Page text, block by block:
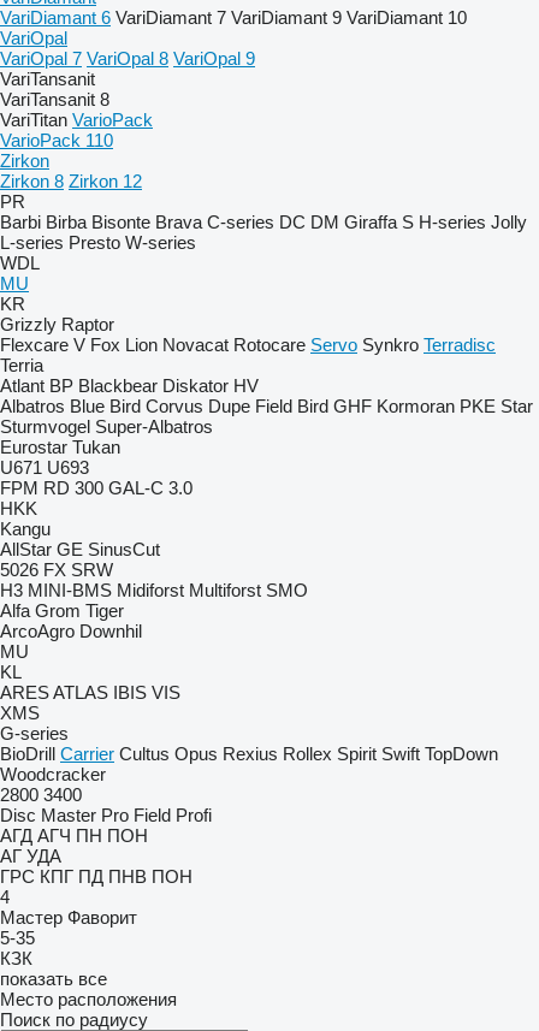
VariDiamant 6 VariDiamant 7 VariDiamant 9 VariDiamant 10
VariOpal
VariOpal 7 VariOpal 8 VariOpal 9
VariTansanit
VariTansanit 8
VariTitan VarioPack
VarioPack 110
Zirkon
Zirkon 8 Zirkon 12
PR
Barbi Birba Bisonte Brava C-series DC DM Giraffa S H-series Jolly
L-series Presto W-series
WDL
MU
KR
Grizzly Raptor
Flexcare V Fox Lion Novacat Rotocare Servo Synkro Terradisc
Terria
Atlant BP Blackbear Diskator HV
Albatros Blue Bird Corvus Dupe Field Bird GHF Kormoran PKE Star
Sturmvogel Super-Albatros
Eurostar Tukan
U671 U693
FPM RD 300 GAL-C 3.0
HKK
Kangu
AllStar GE SinusCut
5026 FX SRW
H3 MINI-BMS Midiforst Multiforst SMO
Alfa Grom Tiger
ArcoAgro Downhil
MU
KL
ARESATLAS IBIS VIS
XMS
G-series
BioDrill Carrier Cultus Opus Rexius Rollex Spirit Swift TopDown
Woodcracker
2800 3400
Disc Master Pro Field Profi
АГД АГЧ ПН ПОН
АГ УДА
ГРС КПГ ПД ПНВ ПОН
4
Мастер Фаворит
5-35
КЗК
показать все
Место расположения
Поиск по радиусу